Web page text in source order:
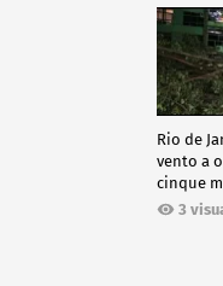
Rio de
vento a
cinque
3